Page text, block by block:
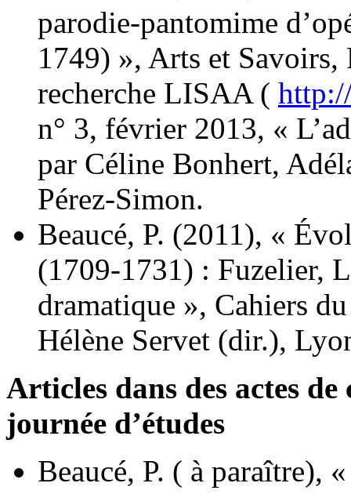
parodie-pantomime
1749) », Arts et Savoirs,
recherche LISAA (
n° 3, février 2013, «
par Céline Bonhert,
Pérez-Simon.
Beaucé, P. (2011), «
(1709-1731) : Fuzelier,
dramatique », Cahiers
Hélène Servet (dir.),
Articles dans des actes
journée d’études
Beaucé, P. ( à paraître),